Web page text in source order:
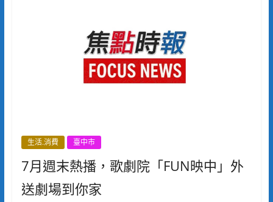
生活.消費 臺中市
7月週末熱播，歌劇院「FUN映中」外
送劇場到你家